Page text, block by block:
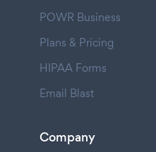
POWR Business
Plans & Pricing
HIPAA Forms
Email Blast
Company